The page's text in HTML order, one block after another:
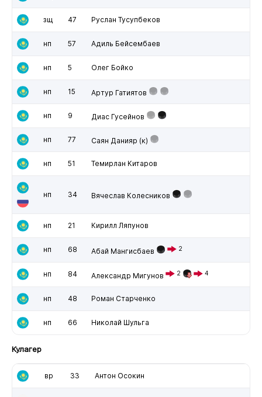
зщ 47 Руслан Тусупбеков
нп 57 Адиль Бейсембаев
нп 5 Олег Бойко
нп 15 Артур Гатиятов
нп 9 Диас Гусейнов
нп 77 Саян Данияр (к)
нп 51 Темирлан Китаров
нп 34 Вячеслав Колесников
нп 21 Кирилл Ляпунов
нп 68 Абай Мангисбаев 2
нп 84 Александр Мигунов 2 4
нп 48 Роман Старченко
нп 66 Николай Шульга
Кулагер
вр 33 Антон Осокин